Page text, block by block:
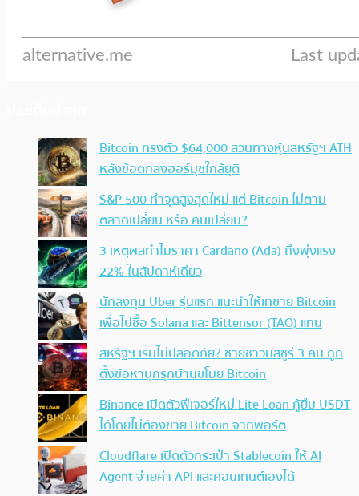
Bitcoin ทรงตัว $64,000 สวนทางหุ้นสหรัฐฯ ATH
หลังข้อตกลงฮอร์มุซใกล้ยุติ
S&P 500 ทำจุดสูงสุดใหม่ แต่ Bitcoin ไม่ตาม
ตลาดเปลี่ยน หรือ คนเปลี่ยน?
3 เหตุผลทำไมราคา Cardano (Ada) ถึงพุ่งแรง
22% ในสัปดาห์เดียว
นักลงทุน Uber รุ่นแรก แนะนำให้เทขาย Bitcoin
เพื่อไปซื้อ Solana และ Bittensor (TAO) แทน
สหรัฐฯ เริ่มไม่ปลอดภัย? ชายชาวมิสซูรี 3 คน ถูก
ตั้งข้อหาบุกรุกบ้านขโมย Bitcoin
Binance เปิดตัวฟีเจอร์ใหม่ Lite Loan กู้ยืม USDT
ได้โดยไม่ต้องขาย Bitcoin จากพอร์ต
Cloudflare เปิดตัวกระเป๋า Stablecoin ให้ AI
Agent จ่ายค่า API และคอนเทนต์เองได้